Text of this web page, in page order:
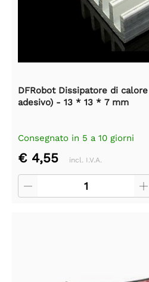
DFRobot Dissipatore di
adesivo) - 13 * 13 * 7 mm
Consegnato in 5 a 10 giorni
€ 4,55 incl. I.V.A.